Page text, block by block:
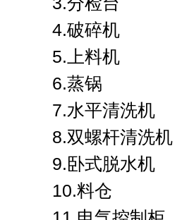
4.破碎机
5.上料机
6.蒸锅
7.水平清洗机
8.双螺杆清洗机
9.卧式脱水机
10.料仓